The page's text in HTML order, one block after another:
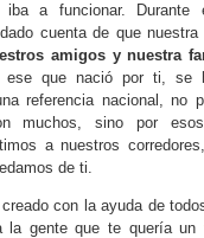
iba a funcionar. Durante
cuenta de que
amigos y nuestra
ese que nació por ti, se
referencia nacional, no
muchos, sino por
a nuestros
de ti.
creado con la ayuda de
la gente que te quería un